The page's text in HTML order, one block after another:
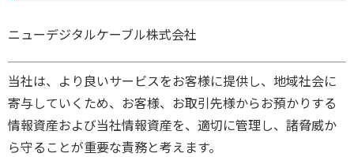
ニューデジタルケーブル株式会社
当社は、より良いサービスをお客様に提供し、地域社会に
寄与していくため、お客様、お取引先様からお預かりする
情報資産および当社情報資産を、適切に管理し、諸脅威か
ら守ることが重要な責務と考えます。